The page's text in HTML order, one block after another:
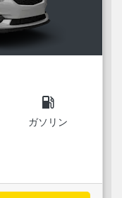
local_gas_station
ガソリン